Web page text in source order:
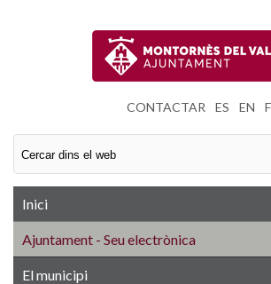
CONTACTAR ES EN
Inici
Ajuntament - Seu electrònica
El municipi